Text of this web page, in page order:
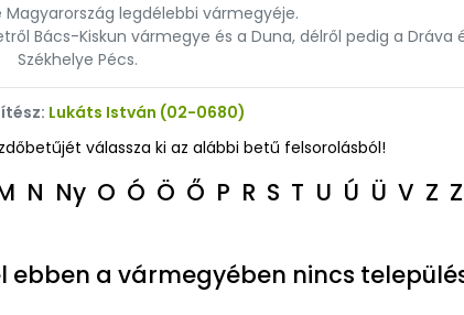
legdélebbi vármegyéje.
Bács-Kiskun vármegye és a Duna, délről pedig a Dráva
Székhelye Pécs.
Lukáts István (02-0680)
válassza ki az alábbi betű felsorolásból!
N Ny O Ó Ö Ő P R S T U Ú Ü V Z
a vármegyében nincs